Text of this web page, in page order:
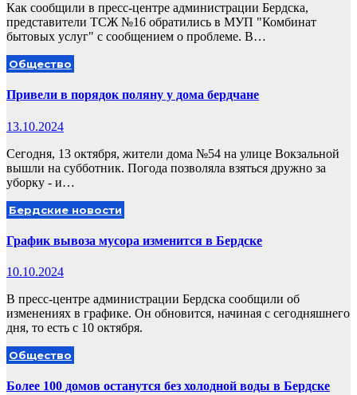
Как сообщили в пресс-центре администрации Бердска,
представители ТСЖ №16 обратились в МУП "Комбинат
бытовых услуг" с сообщением о проблеме. В…
Общество
Привели в порядок поляну у дома бердчане
13.10.2024
Сегодня, 13 октября, жители дома №54 на улице Вокзальной
вышли на субботник. Погода позволяла взяться дружно за
уборку - и…
Бердские новости
График вывоза мусора изменится в Бердске
10.10.2024
В пресс-центре администрации Бердска сообщили об
изменениях в графике. Он обновится, начиная с сегодняшнего
дня, то есть с 10 октября.
Общество
Более 100 домов останутся без холодной воды в Бердске